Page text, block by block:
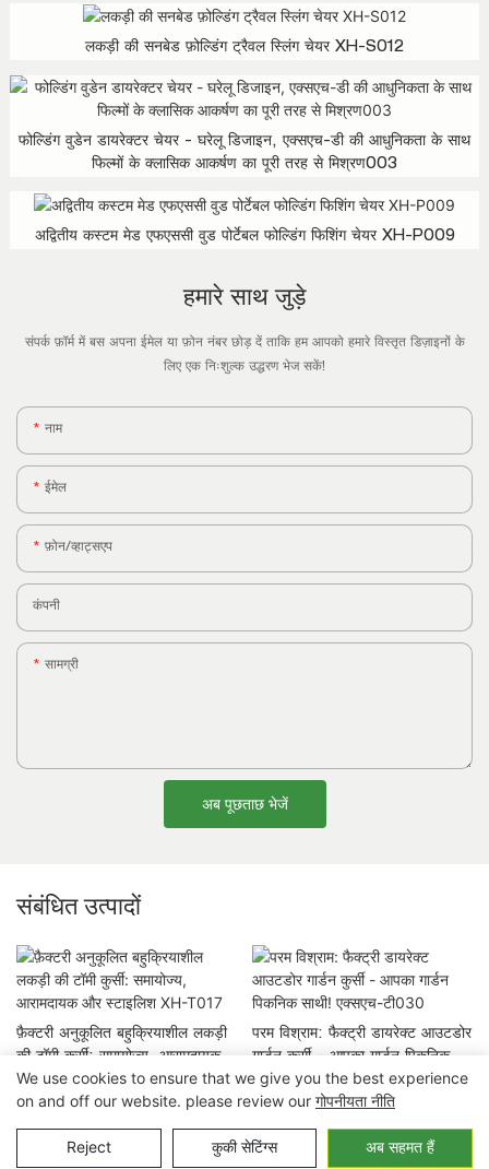
लकड़ी की सनबेड फ़ोल्डिंग ट्रैवल स्लिंग चेयर XH-S012
फोल्डिंग वुडेन डायरेक्टर चेयर - घरेलू डिजाइन, एक्सएच-डी की आधुनिकता के साथ
फिल्मों के क्लासिक आकर्षण का पूरी तरह से मिश्रण003
अद्वितीय कस्टम मेड एफएससी वुड पोर्टेबल फोल्डिंग फिशिंग चेयर XH-P009
हमारे साथ जुड़े
संपर्क फ़ॉर्म में बस अपना ईमेल या फ़ोन नंबर छोड़ दें ताकि हम आपको हमारे विस्तृत डिज़ाइनों के
लिए एक निःशुल्क उद्धरण भेज सकें!
नाम
ईमेल
फ़ोन/व्हाट्सएप
कंपनी
सामग्री
अब पूछताछ भेजें
संबंधित उत्पादों
फ़ैक्टरी अनुकूलित बहुक्रियाशील लकड़ी
की टॉमी कुर्सी: समायोज्य, आरामदायक
और स्टाइलिश XH-T017
परम विश्राम: फैक्ट्री डायरेक्ट आउटडोर
गार्डन कुर्सी - आपका गार्डन पिकनिक
साथी! एक्सएच-टी030
कॉपीराइट © 2023 निंगबो जुआनहेंग आउटडोर&घरेलू उपकरण कंपनी लिमिटेड |
गोपनीयता नीति साइट मैप
We use cookies to ensure that we give you the best experience
on and off our website. please review our गोपनीयता नीति
Reject कुकी सेटिंग्स अब सहमत हैं